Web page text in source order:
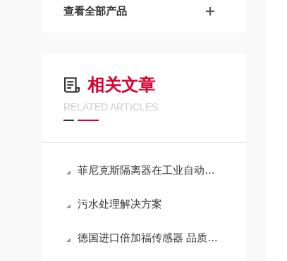
查看全部产品
相关文章
RELATED ARTICLES
菲尼克斯隔离器在工业自动化中的关键应用
污水处理解决方案
德国进口倍加福传感器 品质服务 优质售后就在武汉西尔福